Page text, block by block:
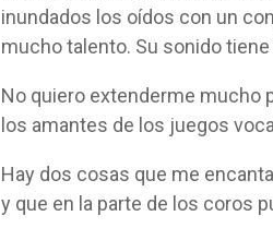
inundados los oídos con un
mucho talento. Su sonido
No quiero extenderme mucho
los amantes de los juegos
Hay dos cosas que me
y que en la parte de los coros